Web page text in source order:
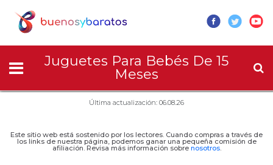
Juguetes Para Bebés De 15
Meses
Última actualización: 06.08.26
Este sitio web está sostenido por los lectores. Cuando compras a través de
los links de nuestra página, podemos ganar una pequeña comisión de
afiliación. Revisa más información sobre nosotros.